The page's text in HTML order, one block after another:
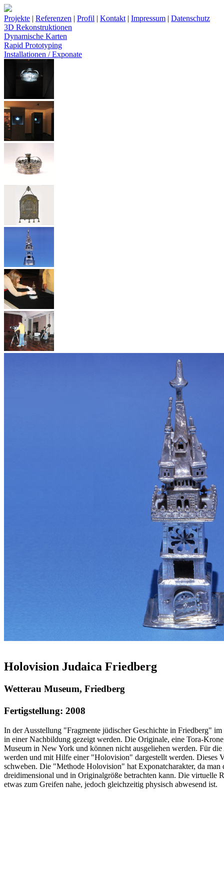
Projekte | Referenzen | Profil | Kontakt | Impressum | Datenschutz
3D Rekonstruktionen
Dynamische Karten
Rapid Prototyping
Installationen / Exponate
Holovision Judaica Friedberg
Wetterau Museum, Friedberg
Fertigstellung: 2008
In der Ausstellung "Fragmente jüdischer Geschichte in Friedberg"
in einer Nachbildung gezeigt werden. Die Originale, eine Tora-
Museum in New York und können nicht ausgeliehen werden. Für
werden und mit Hilfe einer "Holovision" dargestellt werden. Dieses
schweben. Die "Methode Holovision" hat Exponatcharakter, da
dreidimensional und in Originalgröße betrachten kann. Die virtuelle
etwas zum Greifen nahe, jedoch gleichzeitig physisch abwesend ist.